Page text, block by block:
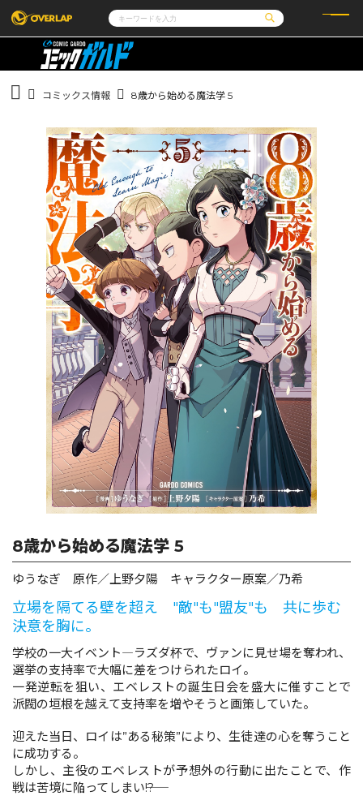
コミック
コミッククリエ
LiQulle
ライトノベル
ノベルス
ノベルスf
ポケットモンスター
アニメ
ゲーム
オーバーラップ広報室
企業
会社概要
採用情報
アクセス
オーバーラップホールディングス
お問い合わせはこちら
オーバーラップ文庫
オーバーラップノベルス
オーバーラップノベルスf
ロサージュノベルス
コミックガルド
コミッククリエ
コミックパルフェ
コミックエッセイ
コミックス情報 8歳から始める魔法学 5
8歳から始める魔法学 5
ゆうなぎ 原作／上野夕陽 キャラクター原案／乃希
立場を隔てる壁を超え "敵"も"盟友"も 共に歩む
決意を胸に。
学校の一大イベント―ラズダ杯で、ヴァンに見せ場を奪われ、
選挙の支持率で大幅に差をつけられたロイ。
一発逆転を狙い、エベレストの誕生日会を盛大に催すことで
派閥の垣根を越えて支持率を増やそうと画策していた。
迎えた当日、ロイは”ある秘策”により、生徒達の心を奪うこと
に成功する。
しかし、主役のエベレストが予想外の行動に出たことで、作
戦は苦境に陥ってしまい――!?